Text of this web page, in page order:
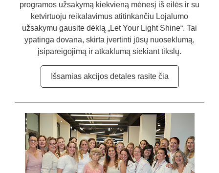
programos užsakymą kiekvieną mėnesį iš eilės ir su
ketvirtuoju reikalavimus atitinkančiu Lojalumo
užsakymu gausite dėklą „Let Your Light Shine“. Tai
ypatinga dovana, skirta įvertinti jūsų nuoseklumą,
įsipareigojimą ir atkaklumą siekiant tikslų.
Išsamias akcijos detales rasite čia